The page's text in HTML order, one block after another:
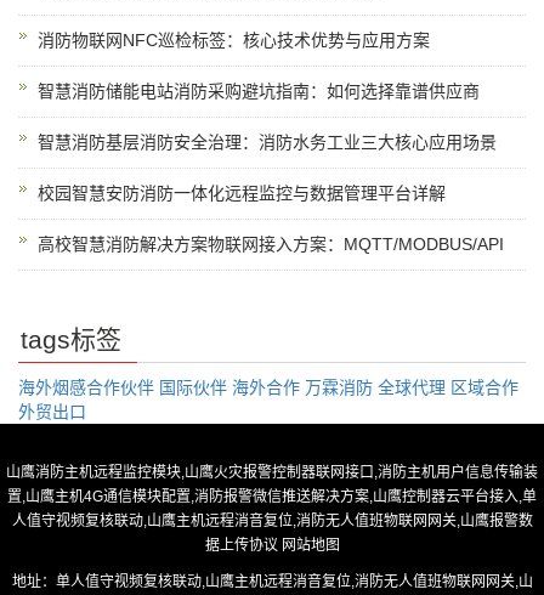
消防物联网NFC巡检标签：核心技术优势与应用方案
智慧消防储能电站消防采购避坑指南：如何选择靠谱供应商
智慧消防基层消防安全治理：消防水务工业三大核心应用场景
校园智慧安防消防一体化远程监控与数据管理平台详解
高校智慧消防解决方案物联网接入方案：MQTT/MODBUS/API
tags标签
海外烟感合作伙伴 国际伙伴 海外合作 万霖消防 全球代理 区域合作
外贸出口
山鹰消防主机远程监控模块,山鹰火灾报警控制器联网接口,消防主机用户信息传输装
置,山鹰主机4G通信模块配置,消防报警微信推送解决方案,山鹰控制器云平台接入,单
人值守视频复核联动,山鹰主机远程消音复位,消防无人值班物联网网关,山鹰报警数
据上传协议 网站地图
地址：单人值守视频复核联动,山鹰主机远程消音复位,消防无人值班物联网网关,山